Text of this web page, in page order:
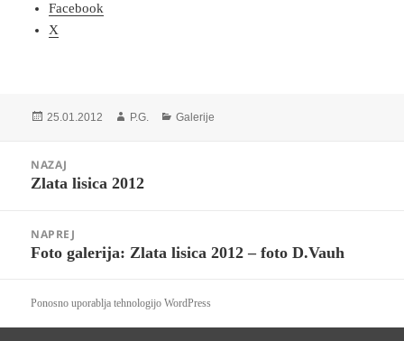
Facebook
X
Objavljeno
25.01.2012 Avtor
P.G. Kategorije
Galerije
prispevka
NAZAJ
Prejšnji
Zlata lisica 2012
NAPREJ
Naslednji
Foto galerija: Zlata lisica 2012 – foto D.Vauh
Ponosno uporablja tehnologijo WordPress